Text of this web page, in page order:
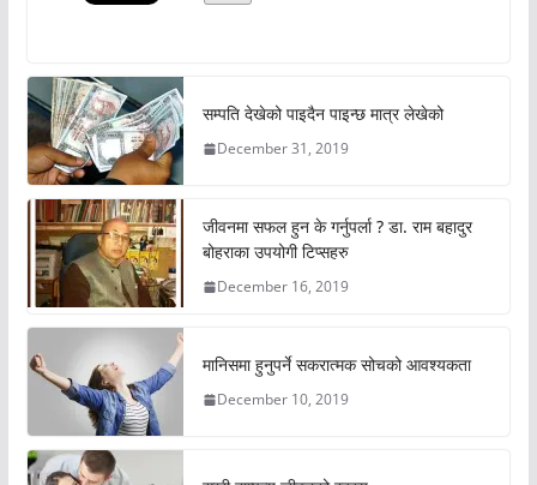
सम्पति देखेको पाइदैन पाइन्छ मात्र लेखेको
December 31, 2019
जीवनमा सफल हुन के गर्नुपर्ला ? डा. राम बहादुर
बोहराका उपयोगी टिप्सहरु
December 16, 2019
मानिसमा हुनुपर्ने सकरात्मक सोचको आवश्यकता
December 10, 2019